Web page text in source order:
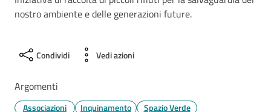
nostro ambiente e delle generazioni future.
Condividi Vedi azioni
Argomenti
Associazioni Inquinamento
Spazio Verde